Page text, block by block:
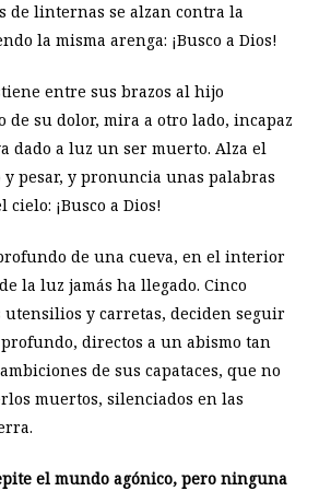
de linternas se alzan contra la
la misma arenga: ¡Busco a Dios!
entre sus brazos al hijo
de su dolor, mira a otro lado, incapaz
dado a luz un ser muerto. Alza el
pesar, y pronuncia unas palabras
¡Busco a Dios!
de una cueva, en el interior
la luz jamás ha llegado. Cinco
utensilios y carretas, deciden seguir
directos a un abismo tan
de sus capataces, que no
muertos, silenciados en las
el mundo agónico, pero ninguna